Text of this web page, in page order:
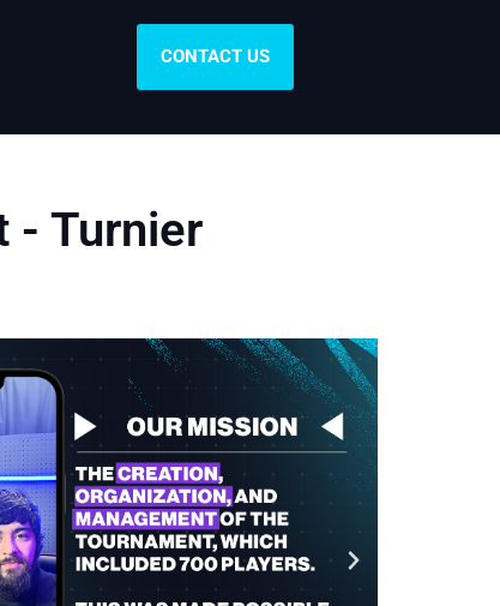
CONTACT US
- Turnier